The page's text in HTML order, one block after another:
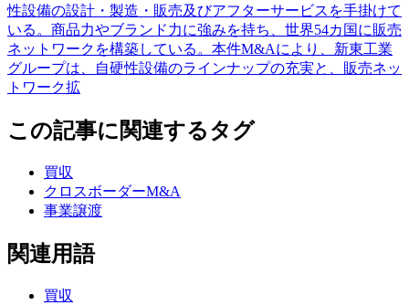
性設備の設計・製造・販売及びアフターサービスを手掛けて
いる。商品力やブランド力に強みを持ち、世界54カ国に販売
ネットワークを構築している。本件M&Aにより、新東工業
グループは、自硬性設備のラインナップの充実と、販売ネッ
トワーク拡
この記事に関連するタグ
買収
クロスボーダーM&A
事業譲渡
関連用語
買収